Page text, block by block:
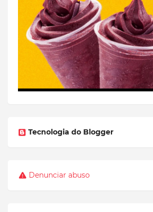
Tecnologia do Blogger
Denunciar abuso